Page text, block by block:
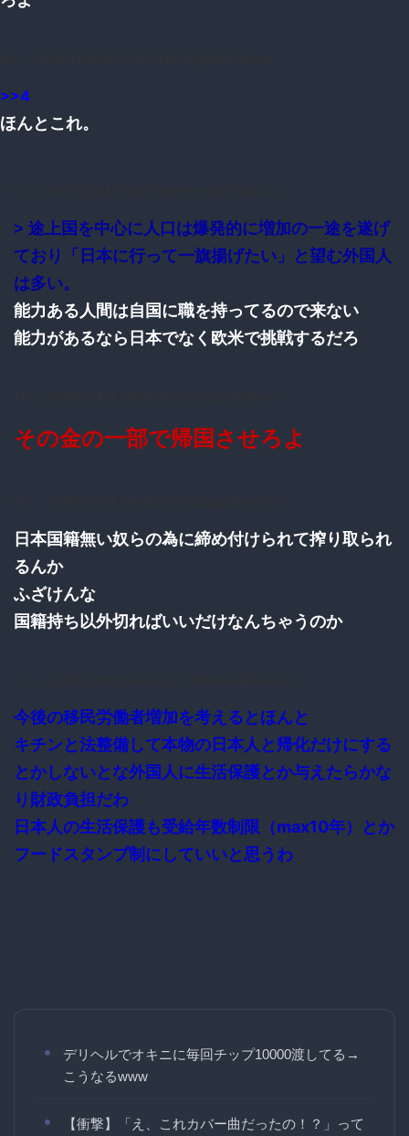
>>4
ほんとこれ。
> 途上国を中心に人口は爆発的に増加の一途を遂げ
ており「日本に行って一旗揚げたい」と望む外国人
は多い。
能力ある人間は自国に職を持ってるので来ない
能力があるなら日本でなく欧米で挑戦するだろ
その金の一部で帰国させろよ
日本国籍無い奴らの為に締め付けられて搾り取られ
るんか
ふざけんな
国籍持ち以外切ればいいだけなんちゃうのか
今後の移民労働者増加を考えるとほんと
キチンと法整備して本物の日本人と帰化だけにする
とかしないとな外国人に生活保護とか与えたらかな
り財政負担だわ
日本人の生活保護も受給年数制限（max10年）とか
フードスタンプ制にしていいと思うわ
デリヘルでオキニに毎回チップ10000渡してる→
こうなるwww
【衝撃】「え、これカバー曲だったの！？」って